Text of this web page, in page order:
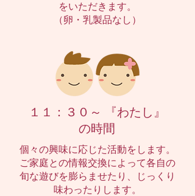
をいただきます。
（卵・乳製品なし）
１１：３０～ 『わたし』
の時間
個々の興味に応じた活動をします。
ご家庭との情報交換によって各自の
旬な遊びを膨らませたり、じっくり
味わったりします。